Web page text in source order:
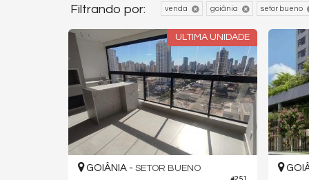
Filtrando por: venda goiânia setor bueno
ULTIMA UNIDADE
GOIÂNIA - SETOR BUENO